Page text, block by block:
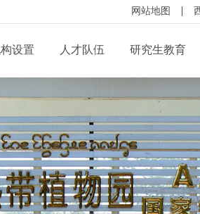
网站地图
设置 人才队伍
系列
后流动站
研究生教育
培养管理
导师队伍
服务指南
群团天地 廉政建设
党务公开 文化建设
党建专题 学习资源
信息公开目录
依申请公开
联系方式